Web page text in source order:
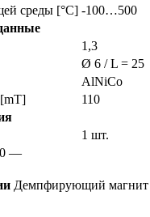
среды [°C] -100…500
1,3
Ø 6 / L = 25
AlNiCo
110
1 шт.
—
Демпфирующий магнит